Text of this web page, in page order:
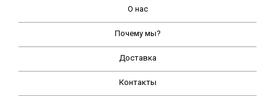
О нас
Почему мы?
Доставка
Контакты